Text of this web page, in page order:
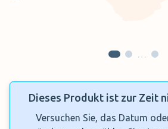
…
Dieses Produkt ist zur Zeit
Versuchen Sie, das Datum